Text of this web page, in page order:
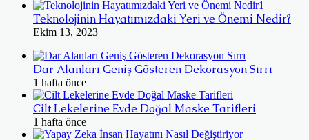
Teknolojinin Hayatımızdaki Yeri ve Önemi Nedir?
Ekim 13, 2023
Dar Alanları Geniş Gösteren Dekorasyon Sırrı
1 hafta önce
Cilt Lekelerine Evde Doğal Maske Tarifleri
1 hafta önce